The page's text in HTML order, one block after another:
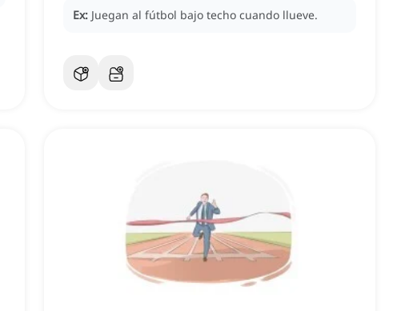
Ex: Juegan al fútbol bajo techo cuando llueve.